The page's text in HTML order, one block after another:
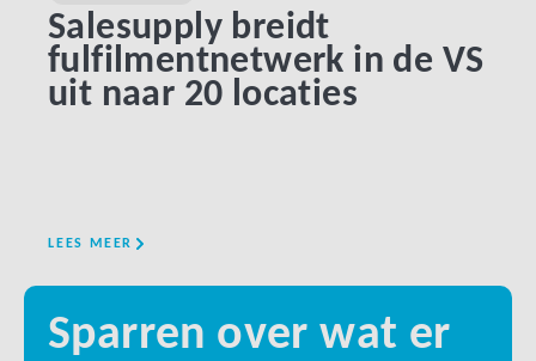
Salesupply breidt
fulfilmentnetwerk in de VS
uit naar 20 locaties
LEES MEER
Sparren over wat er